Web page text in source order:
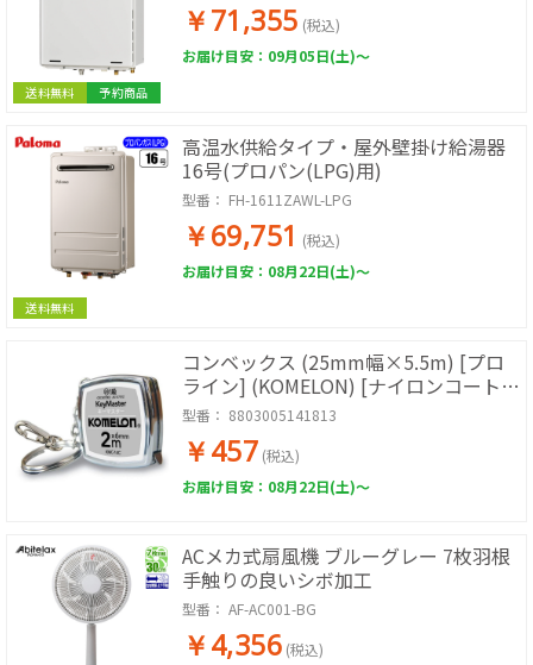
送料無料 予約商品
￥71,355 (税込)
お届け目安：09月05日(土)～
送料無料
高温水供給タイプ・屋外壁掛け給湯器
16号(プロパン(LPG)用)
型番： FH-1611ZAWL-LPG
￥69,751 (税込)
お届け目安：08月22日(土)～
コンベックス (25mm幅×5.5m) [プロ
ライン] (KOMELON) [ナイロンコート・
耐衝撃ラバーケース・JIS1級]
型番： 8803005141813
￥457 (税込)
お届け目安：08月22日(土)～
ACメカ式扇風機 ブルーグレー 7枚羽根
手触りの良いシボ加工
型番： AF-AC001-BG
￥4,356 (税込)